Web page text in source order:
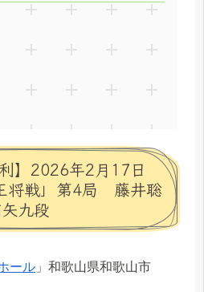
】2026年2月17日
将戦」第4局 藤井聡
九段
ール 」和歌山県和歌山市